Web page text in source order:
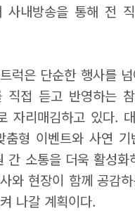
사내방송을 통해 전
럭은 단순한 행사를
직접 듣고 반영하는
자리매김하고 있다.
춤형 이벤트와 사연
간 소통을 더욱 활성화
와 현장이 함께 공감
나갈 계획이다.